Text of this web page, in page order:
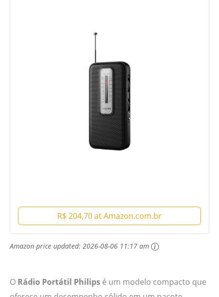
R$ 204,70 at Amazon.com.br
Amazon price updated: 2026-08-06 11:17 am
O Rádio Portátil Philips é um modelo compacto que